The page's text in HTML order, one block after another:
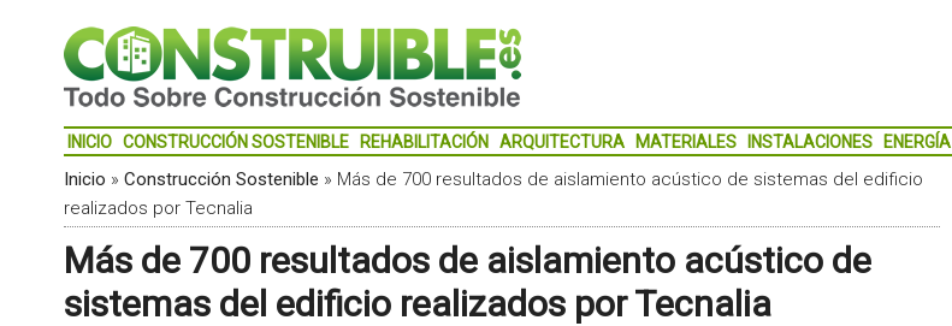
INICIO CONSTRUCCIÓN SOSTENIBLE REHABILITACIÓN ARQUITECTURA MATERIALES INSTALACIONES ENERGÍA
Inicio » Construcción Sostenible » Más de 700 resultados de aislamiento acústico de sistemas del edificio
realizados por Tecnalia
Más de 700 resultados de aislamiento acústico de
sistemas del edificio realizados por Tecnalia